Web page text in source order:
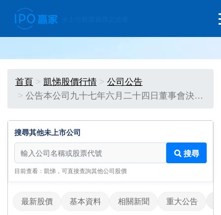
首頁 凱悌股價行情
公司公告
公告本公司九十七年六月二十四日董事會決…
搜尋其他未上市公司
搜尋其他未上市公司
搜尋
目前查看：凱悌，可直接查詢其他公司股價
最新股價 基本資料 相關新聞 重大公告